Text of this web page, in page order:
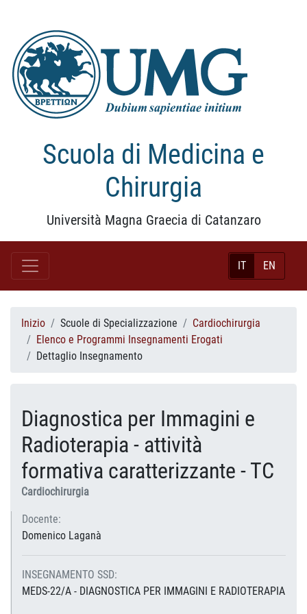
Scuola di Medicina e
Chirurgia
Università Magna Graecia di Catanzaro
IT EN
Inizio Scuole di Specializzazione
Cardiochirurgia
Elenco e Programmi Insegnamenti Erogati
Dettaglio Insegnamento
Diagnostica per Immagini e
Radioterapia - attività
formativa caratterizzante - TC
Cardiochirurgia
Docente:
Domenico Laganà
INSEGNAMENTO SSD:
MEDS-22/A - DIAGNOSTICA PER IMMAGINI E RADIOTERAPIA